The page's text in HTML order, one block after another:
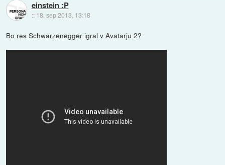
einstein :P
:: 18. sep 2013, 13:18
Bo res Schwarzenegger igral v Avatarju 2?